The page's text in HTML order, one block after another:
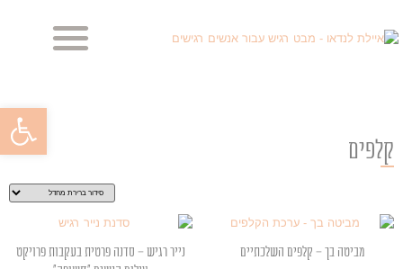
פתח
קלפים
מביטה בך – קלפים השלכתיים
נייר רגיש – סדנה פרטית בעקבות פרויקט